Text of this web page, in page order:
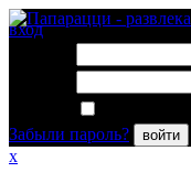
вход
Забыли пароль?
войти
x